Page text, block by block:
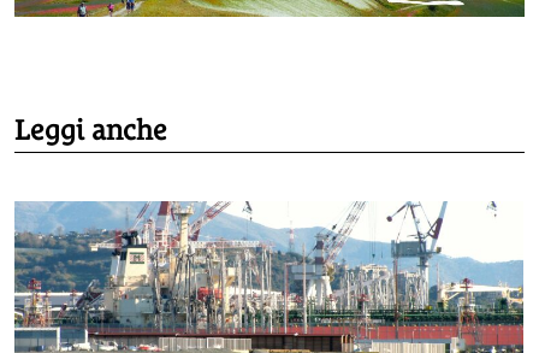
Leggi anche